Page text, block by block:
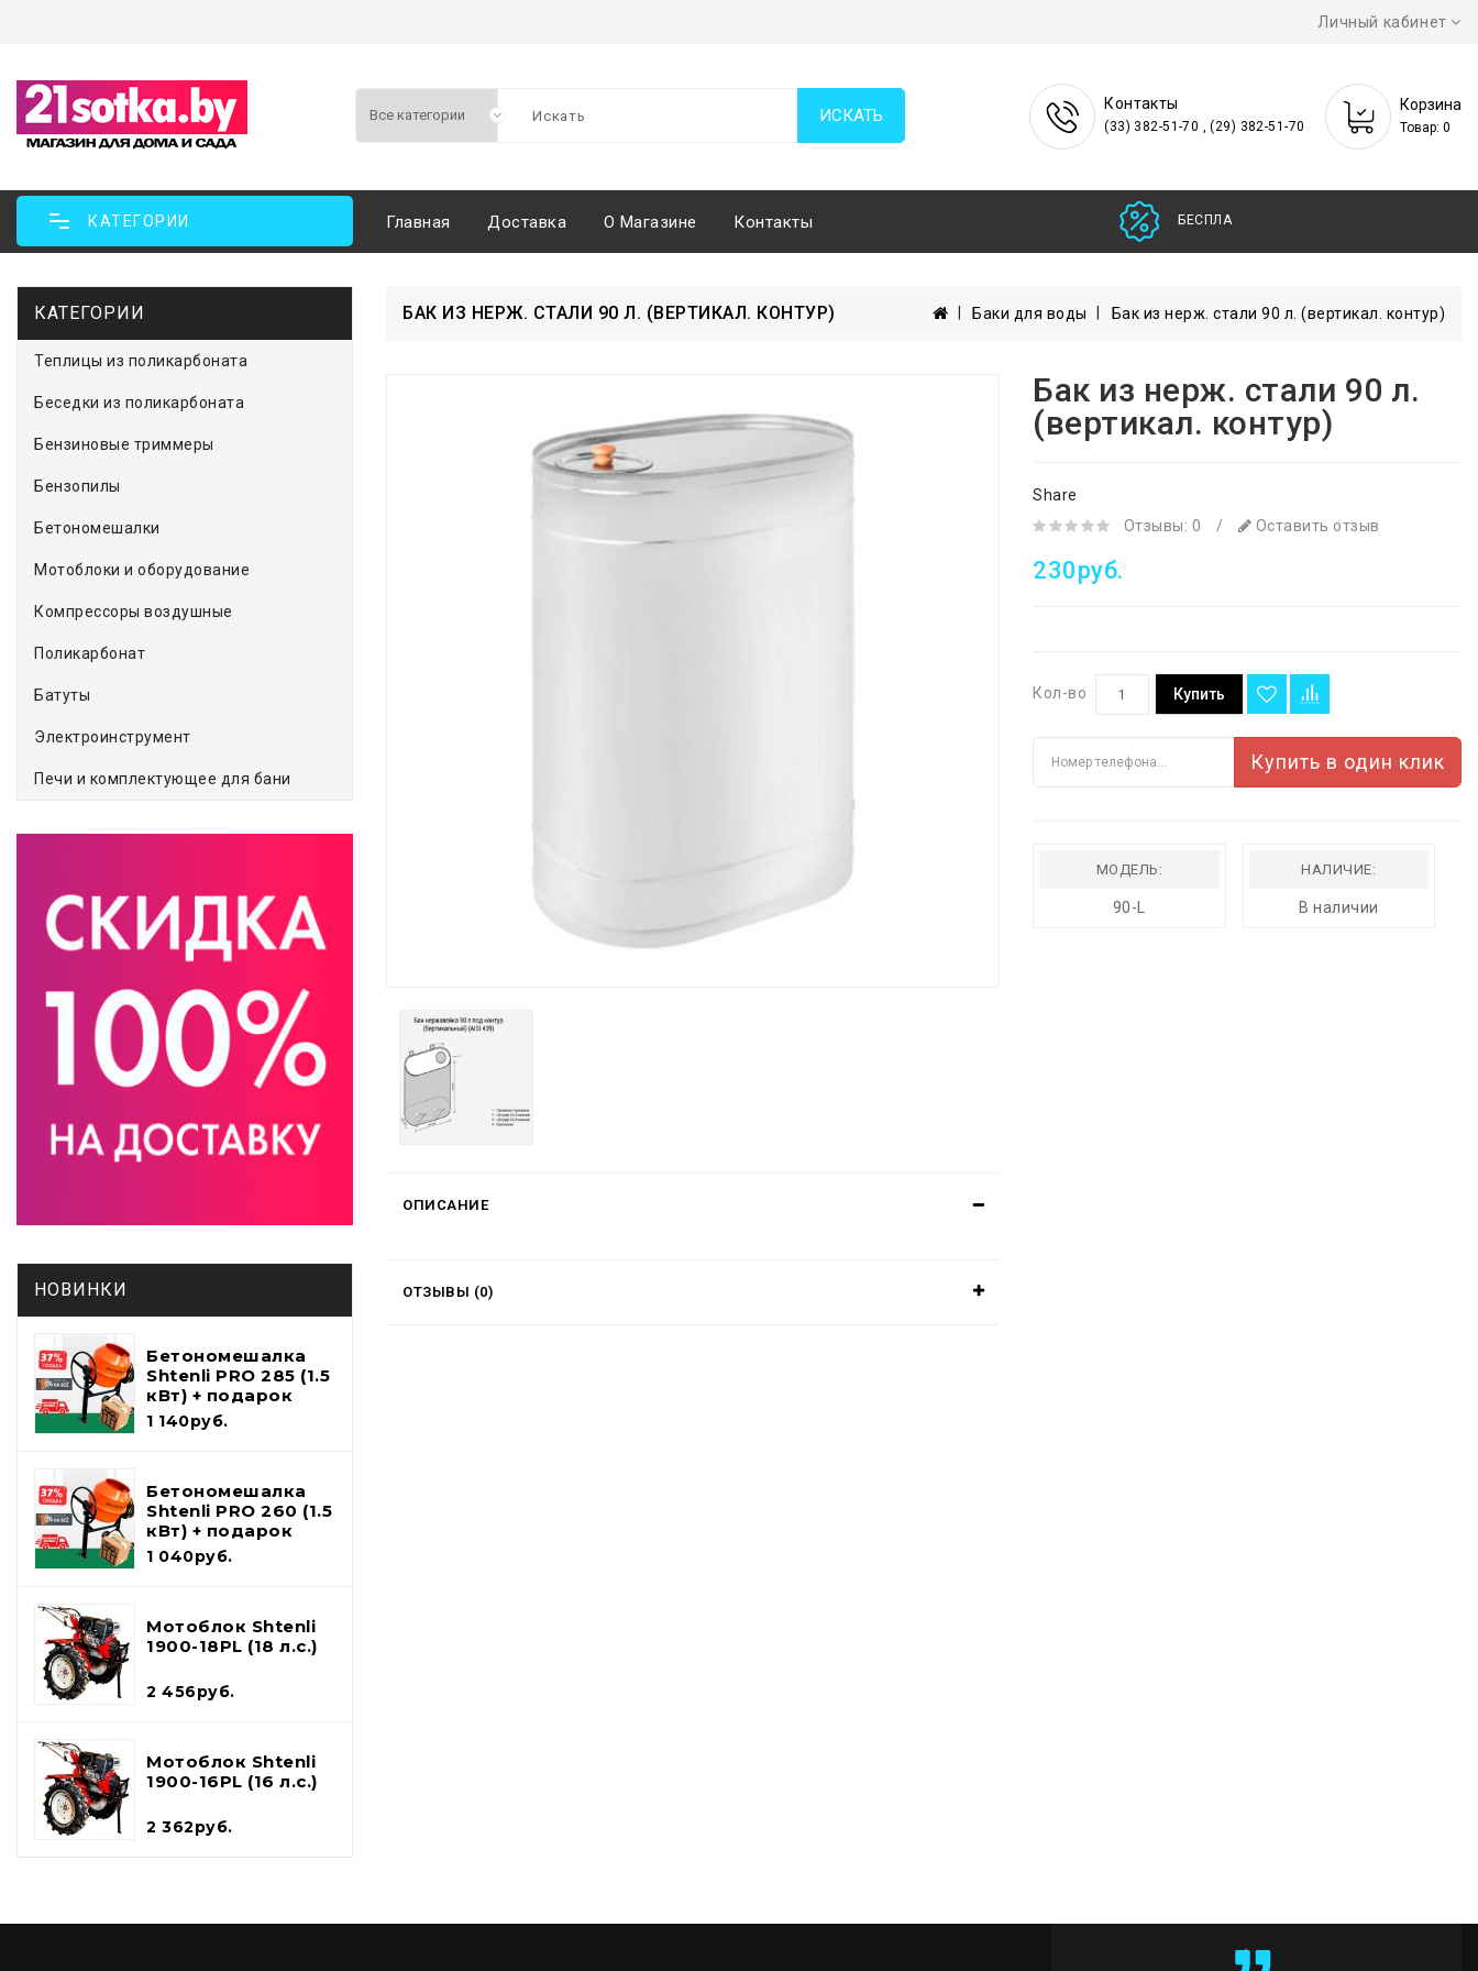
Личный кабинет
ИСКАТЬ
Контакты
(33) 382-51-70 , (29) 382-51-70
Корзина
Товар: 0
КАТЕГОРИИ Главная Доставка О Магазине Контакты БЕСПЛАТНАЯ
КАТЕГОРИИ
Теплицы из поликарбоната
Беседки из поликарбоната
Бензиновые триммеры
Бензопилы
Бетономешалки
Мотоблоки и оборудование
Компрессоры воздушные
Поликарбонат
Батуты
Электроинструмент
Печи и комплектующее для бани
НОВИНКИ
Бетономешалка
Shtenli PRO 285 (1.5
кВт) + подарок
набор
инструментов и
1 140руб.
Бетономешалка
Shtenli PRO 260 (1.5
кВт) + подарок
набор
инструментов и
1 040руб.
Мотоблок Shtenli
1900-18PL (18 л.с.)
2 456руб.
Мотоблок Shtenli
1900-16PL (16 л.с.)
2 362руб.
БАК ИЗ НЕРЖ. СТАЛИ 90 Л. (ВЕРТИКАЛ. КОНТУР) Баки для воды Бак из нерж. стали 90 л. (вертикал. контур)
ОПИСАНИЕ
ОТЗЫВЫ (0)
Бак из нерж. стали 90 л.
(вертикал. контур)
Share
Отзывы: 0
/ Оставить отзыв
230руб.
Кол-во Купить
Купить в один клик
МОДЕЛЬ:
90-L
НАЛИЧИЕ:
В наличии